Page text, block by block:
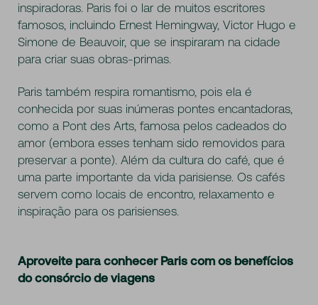
inspiradoras. Paris foi o lar de muitos escritores
famosos, incluindo Ernest Hemingway, Victor Hugo e
Simone de Beauvoir, que se inspiraram na cidade
para criar suas obras-primas.
Paris também respira romantismo, pois ela é
conhecida por suas inúmeras pontes encantadoras,
como a Pont des Arts, famosa pelos cadeados do
amor (embora esses tenham sido removidos para
preservar a ponte). Além da cultura do café, que é
uma parte importante da vida parisiense. Os cafés
servem como locais de encontro, relaxamento e
inspiração para os parisienses.
Aproveite para conhecer Paris com os benefícios
do consórcio de viagens